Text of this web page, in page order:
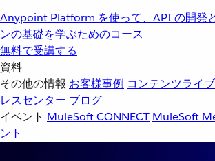
Anypoint Platform を使って、API の開発
ンの基礎を学ぶためのコース
無料で受講する
資料
その他の情報 お客様事例 コンテンツライ
レスセンター ブログ
イベント MuleSoft CONNECT MuleSoft
ント